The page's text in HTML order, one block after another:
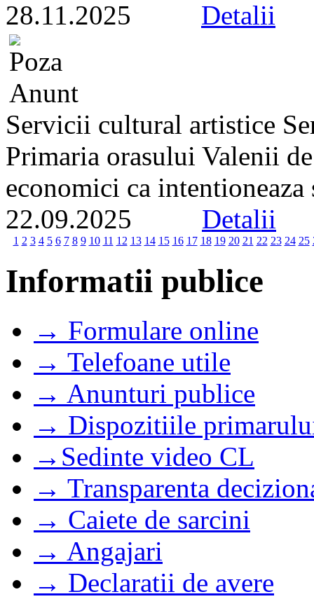
28.11.2025 Detalii
Servicii cultural artistice
Primaria orasului Valenii
economici ca
22.09.2025 Detalii
1 2 3 4 5 6 7 8 9 10 11 12 13 14 15 16 17 18 19 20 21 22 23 24 25
Informatii publice
→ Formulare online
→ Telefoane utile
→ Anunturi publice
→ Dispozitiile
→Sedinte video CL
→ Transparenta
→ Caiete de sarcini
→ Angajari
→ Declaratii de avere